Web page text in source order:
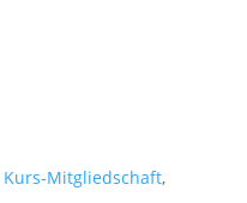
Kurs-Mitgliedschaft,